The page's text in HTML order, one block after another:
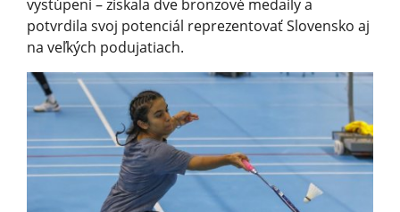
vystúpení – získala dve bronzové medaily a
potvrdila svoj potenciál reprezentovať Slovensko aj
na veľkých podujatiach.